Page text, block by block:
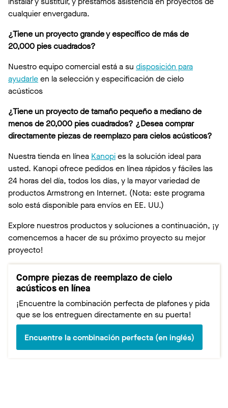
cualquier envergadura.
¿Tiene un proyecto grande y específico de más de
20,000 pies cuadrados?
Nuestro equipo comercial está a su disposición para
ayudarleen la selección y especificación de cielo
acústicos
¿Tiene un proyecto de tamaño pequeño a mediano de
menos de 20,000 pies cuadrados? ¿Desea comprar
directamente piezas de reemplazo para cielos acústicos?
Nuestra tienda en línea Kanopies la solución ideal para
usted. Kanopi ofrece pedidos en línea rápidos y fáciles las
24 horas del día, todos los días, y la mayor variedad de
productos Armstrong en Internet. (Nota: este programa
solo está disponible para envíos en EE. UU.)
Explore nuestros productos y soluciones a continuación, ¡y
comencemos a hacer de su próximo proyecto su mejor
proyecto!
Compre piezas de reemplazo de cielo
acústicos en línea
¡Encuentre la combinación perfecta de plafones y pida
que se los entreguen directamente en su puerta!
Encuentre la combinación perfecta (en inglés)